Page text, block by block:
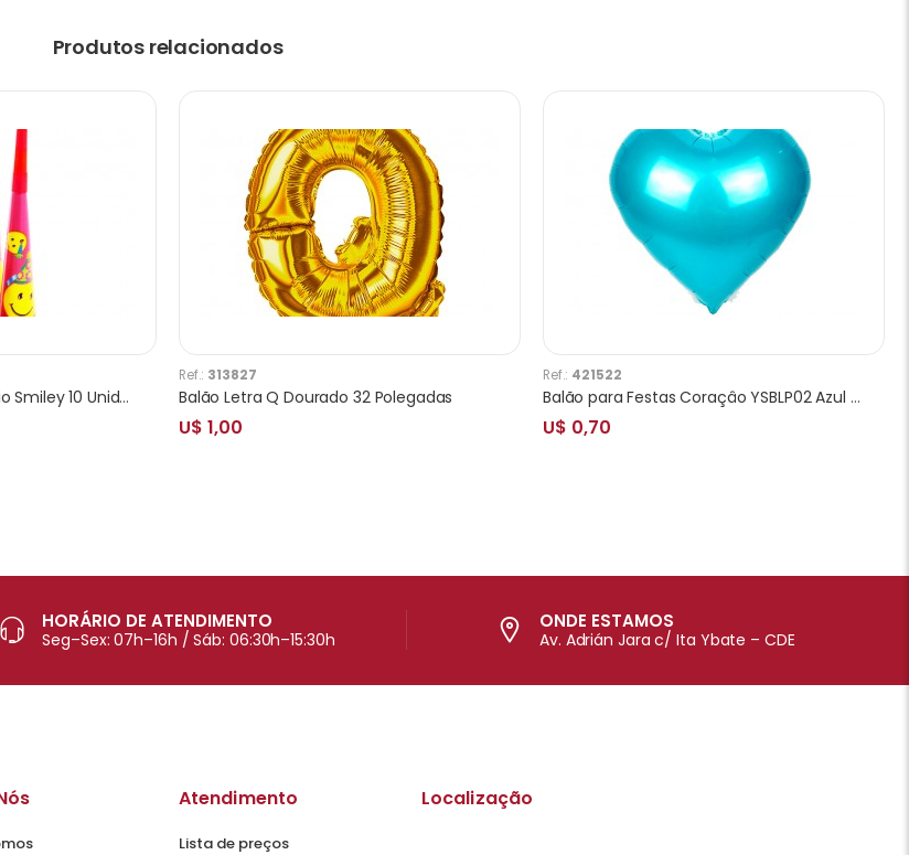
Produtos relacionados
Cornetas para Aniversário Smiley 10 Unidades
Ref.: 313827
Balão Letra Q Dourado 32 Polegadas
U$ 1,00
Ref.: 421522
Balão para Festas Coraçâo YSBLP02 Azul Tifanny
U$ 0,70
HORÁRIO DE ATENDIMENTO
Seg–Sex: 07h–16h / Sáb: 06:30h–15:30h
ONDE ESTAMOS
Av. Adrián Jara c/ Ita Ybate – CDE
Atendimento
Lista de preços
Localização